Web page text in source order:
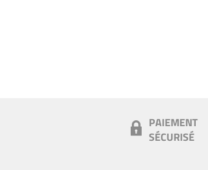
PAIEMENT
SÉCURISÉ